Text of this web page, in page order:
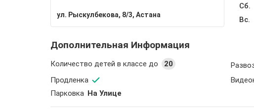
ул. Рыскулбекова, 8/3, Астана
Сб.
Вс.
Дополнительная Информация
Количество детей в классе до 20
Продленка
Парковка На Улице